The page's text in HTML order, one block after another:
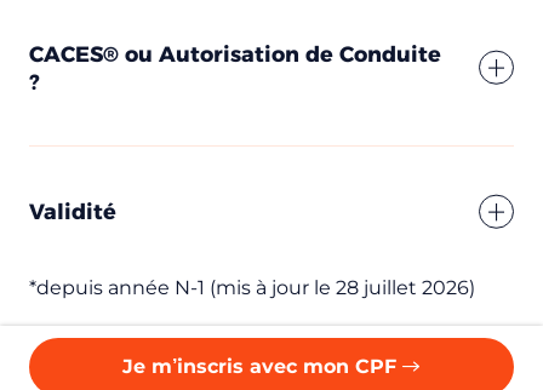
CACES® ou Autorisation de Conduite
?
Validité
*depuis année N-1 (mis à jour le 28 juillet 2026)
Je m’inscris avec mon CPF